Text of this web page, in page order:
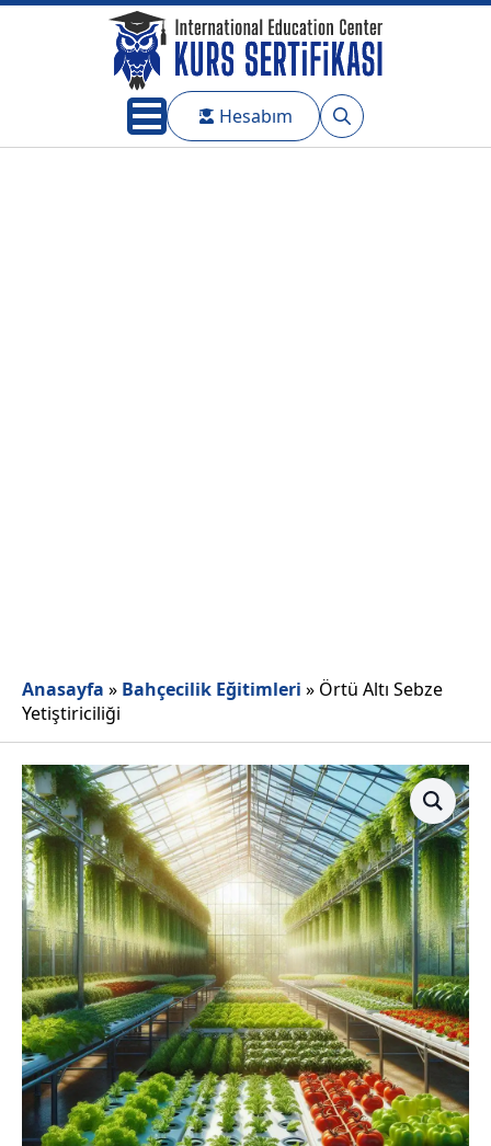
Hesabım
Search
Anasayfa » Bahçecilik Eğitimleri » Örtü Altı Sebze
Yetiştiriciliği